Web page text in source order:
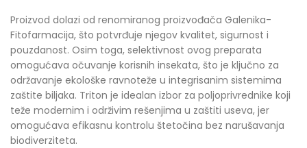
Proizvod dolazi od renomiranog proizvođača Galenika-
Fitofarmacija, što potvrđuje njegov kvalitet, sigurnost i
pouzdanost. Osim toga, selektivnost ovog preparata
omogućava očuvanje korisnih insekata, što je ključno za
održavanje ekološke ravnoteže u integrisanim sistemima
zaštite biljaka. Triton je idealan izbor za poljoprivrednike koji
teže modernim i održivim rešenjima u zaštiti useva, jer
omogućava efikasnu kontrolu štetočina bez narušavanja
biodiverziteta.